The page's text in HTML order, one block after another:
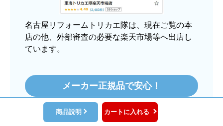
丁寧でした。
2025年12月24日 21:44
欲しい商品をスムーズに注文できましたか？
名古屋リフォームトリカエ隊は、現在ご覧の本
店の他、外部審査の必要な楽天市場等へ出店し
ています。
メーカー正規品で安心！
当店にて取り扱う商品は全てメーカー系正規ル
ート品です。B級品、中古品などは一切ございま
商品説明 カートに入れる